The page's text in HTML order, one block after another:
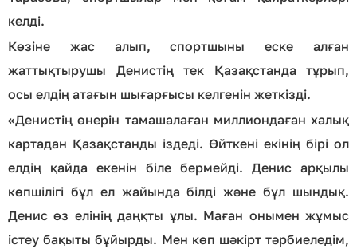
келді.
Көзіне жас алып, спортшыны еске алған
жаттықтырушы Денистің тек Қазақстанда тұрып,
осы елдің атағын шығарғысы келгенін жеткізді.
«Денистің өнерін тамашалаған миллиондаған халық
картадан Қазақстанды іздеді. Өйткені екінің бірі ол
елдің қайда екенін біле бермейді. Денис арқылы
көпшілігі бұл ел жайында білді және бұл шындық.
Денис өз елінің даңқты ұлы. Маған онымен жұмыс
істеу бақыты бұйырды. Мен көп шәкірт тәрбиеледім,